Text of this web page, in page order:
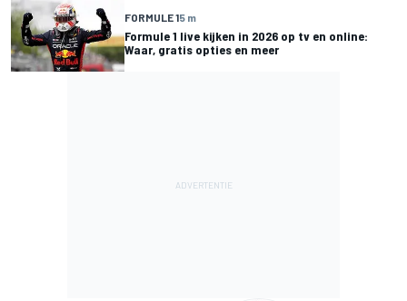
FORMULE 15 m
Formule 1 live kijken in 2026 op tv en online:
Waar, gratis opties en meer